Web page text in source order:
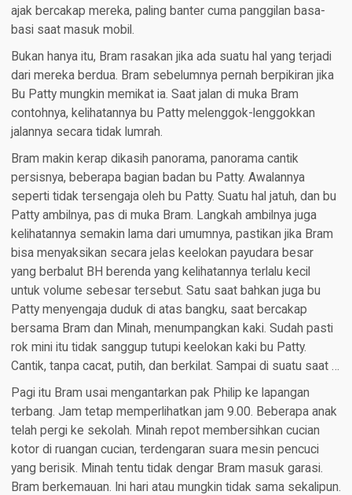
ajak bercakap mereka, paling banter cuma panggilan basa-
basi saat masuk mobil.
Bukan hanya itu, Bram rasakan jika ada suatu hal yang terjadi
dari mereka berdua. Bram sebelumnya pernah berpikiran jika
Bu Patty mungkin memikat ia. Saat jalan di muka Bram
contohnya, kelihatannya bu Patty melenggok-lenggokkan
jalannya secara tidak lumrah.
Bram makin kerap dikasih panorama, panorama cantik
persisnya, beberapa bagian badan bu Patty. Awalannya
seperti tidak tersengaja oleh bu Patty. Suatu hal jatuh, dan bu
Patty ambilnya, pas di muka Bram. Langkah ambilnya juga
kelihatannya semakin lama dari umumnya, pastikan jika Bram
bisa menyaksikan secara jelas keelokan payudara besar
yang berbalut BH berenda yang kelihatannya terlalu kecil
untuk volume sebesar tersebut. Satu saat bahkan juga bu
Patty menyengaja duduk di atas bangku, saat bercakap
bersama Bram dan Minah, menumpangkan kaki. Sudah pasti
rok mini itu tidak sanggup tutupi keelokan kaki bu Patty.
Cantik, tanpa cacat, putih, dan berkilat. Sampai di suatu saat …
Pagi itu Bram usai mengantarkan pak Philip ke lapangan
terbang. Jam tetap memperlihatkan jam 9.00. Beberapa anak
telah pergi ke sekolah. Minah repot membersihkan cucian
kotor di ruangan cucian, terdengaran suara mesin pencuci
yang berisik. Minah tentu tidak dengar Bram masuk garasi.
Bram berkemauan. Ini hari atau mungkin tidak sama sekalipun.